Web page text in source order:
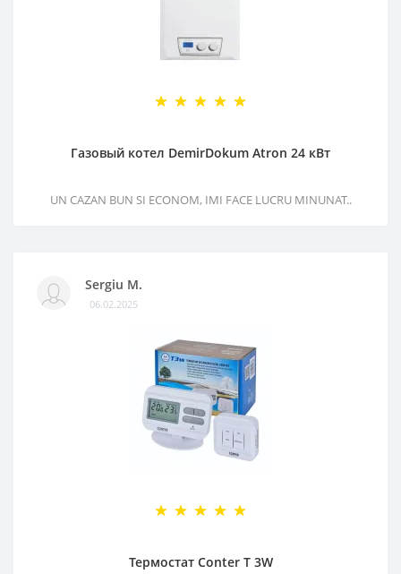
Газовый котел DemirDokum Atron 24 кВт
UN CAZAN BUN SI ECONOM, IMI FACE LUCRU MINUNAT..
Sergiu M.
06.02.2025
Термостат Conter T 3W